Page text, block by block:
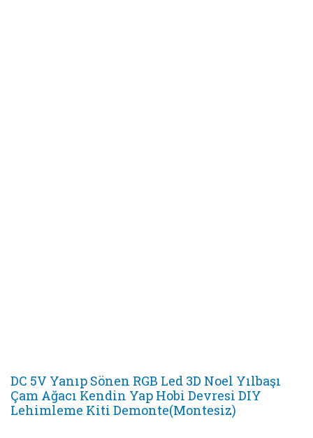
DC 5V Yanıp Sönen RGB Led 3D Noel Yılbaşı
Çam Ağacı Kendin Yap Hobi Devresi DIY
Lehimleme Kiti Demonte(Montesiz)